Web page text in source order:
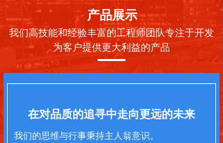
我们的思维与行事秉持主人翁意识。
在对品质的追寻中走向更远的未来
我们高技能和经验丰富的工程师团队专注于开发
为客户提供更大利益的产品
产品展示